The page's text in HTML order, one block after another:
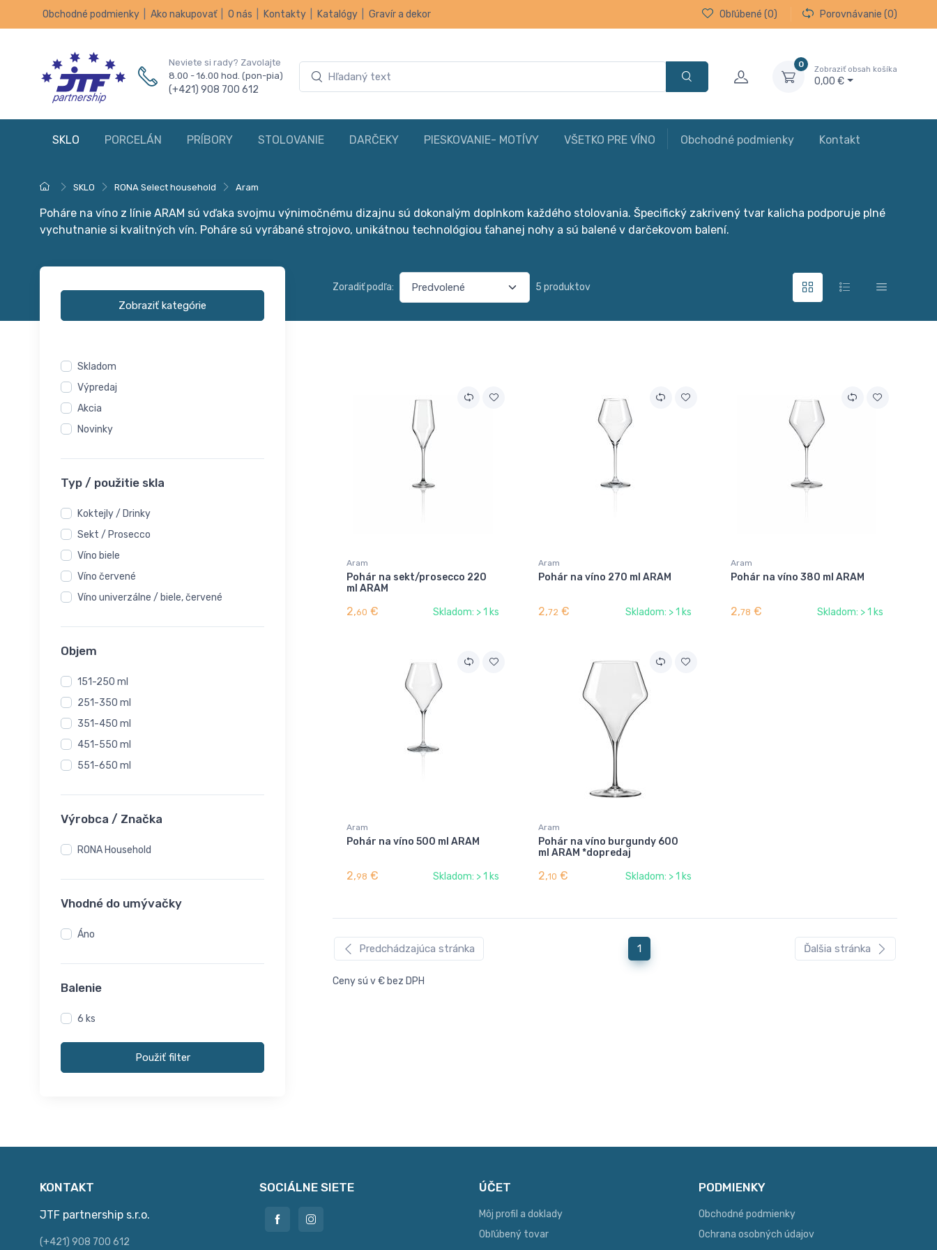
Obchodné podmienky Ako nakupovať O nás Kontakty Katalógy Gravír a dekor Obľúbené (0) Porovnávanie (0)
Neviete si rady? Zavolajte
8.00 - 16.00 hod. (pon-pia)
(+421) 908 700 612
0
Zobraziť obsah košíka
0,00 €
SKLO PORCELÁN PRÍBORY STOLOVANIE DARČEKY PIESKOVANIE- MOTÍVY VŠETKO PRE VÍNO Obchodné podmienky Kontakt
SKLO RONA Select household Aram
Poháre na víno z línie ARAM sú vďaka svojmu výnimočnému dizajnu sú dokonalým doplnkom každého stolovania. Špecifický zakrivený tvar kalicha podporuje plné
vychutnanie si kvalitných vín. Poháre sú vyrábané strojovo, unikátnou technológiou ťahanej nohy a sú balené v darčekovom balení.
Zobraziť kategórie
Skladom
Výpredaj
Akcia
Novinky
Typ / použitie skla
Koktejly / Drinky
Sekt / Prosecco
Víno biele
Víno červené
Víno univerzálne / biele, červené
Objem
151-250 ml
251-350 ml
351-450 ml
451-550 ml
551-650 ml
Výrobca / Značka
RONA Household
Vhodné do umývačky
Áno
Balenie
6 ks
Použiť filter
Zoradiť podľa: 5 produktov
Aram
Pohár na sekt/prosecco 220
ml ARAM
2,60 € Skladom: > 1 ks
Aram
Pohár na víno 270 ml ARAM
2,72 € Skladom: > 1 ks
Aram
Pohár na víno 380 ml ARAM
2,78 € Skladom: > 1 ks
Aram
Pohár na víno 500 ml ARAM
2,98 € Skladom: > 1 ks
Aram
Pohár na víno burgundy 600
ml ARAM *dopredaj
2,10 € Skladom: > 1 ks
Predchádzajúca stránka 1 Ďalšia stránka
Ceny sú v € bez DPH
KONTAKT
JTF partnership s.r.o.
(+421) 908 700 612
SOCIÁLNE SIETE ÚČET
Môj profil a doklady
Obľúbený tovar
PODMIENKY
Obchodné podmienky
Ochrana osobných údajov